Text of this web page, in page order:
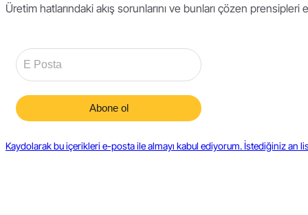
Üretim hatlarındaki akış sorunlarını ve bunları çözen
Kaydolarak bu içerikleri e-posta ile almayı kabul ediyorum. İstediğiniz an